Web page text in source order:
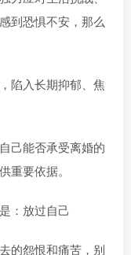
到恐惧不安，那么
陷入长期抑郁、焦
己能否承受离婚的
重要依据。
：放过自己
的怨恨和痛苦，别